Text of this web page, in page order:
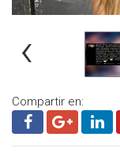
‹
Compartir en: